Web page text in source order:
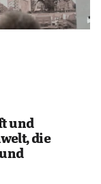
und
die